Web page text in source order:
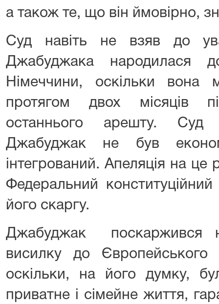
а також те, що він ймовірно,
Суд навіть не взяв до
Джабуджака народилася
Німеччини, оскільки
протягом двох місяців
останнього арешту.
Джабуджак не був
інтегрований. Апеляція на це
Федеральний
його скаргу.
Джабуджак поскаржився
висилку до
оскільки, на його думку,
приватне і сімейне життя,